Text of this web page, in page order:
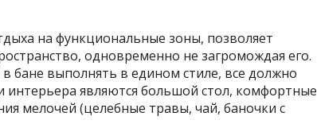
на функциональные зоны, позволяет
одновременно не загромождая его.
бане выполнять в едином стиле, все должно
интерьера являются большой стол, комфортные
мелочей (целебные травы, чай, баночки с